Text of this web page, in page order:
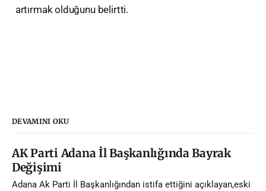
artırmak olduğunu belirtti.
DEVAMINI OKU
AK Parti Adana İl Başkanlığında Bayrak
Değişimi
Adana Ak Parti İl Başkanlığından istifa ettiğini açıklayan,eski